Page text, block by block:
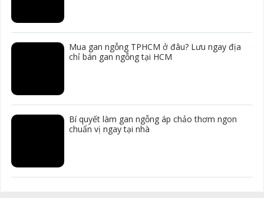
Mua gan ngỗng TPHCM ở đâu? Lưu ngay địa
chỉ bán gan ngỗng tại HCM
Bí quyết làm gan ngỗng áp chảo thơm ngon
chuẩn vị ngay tại nhà